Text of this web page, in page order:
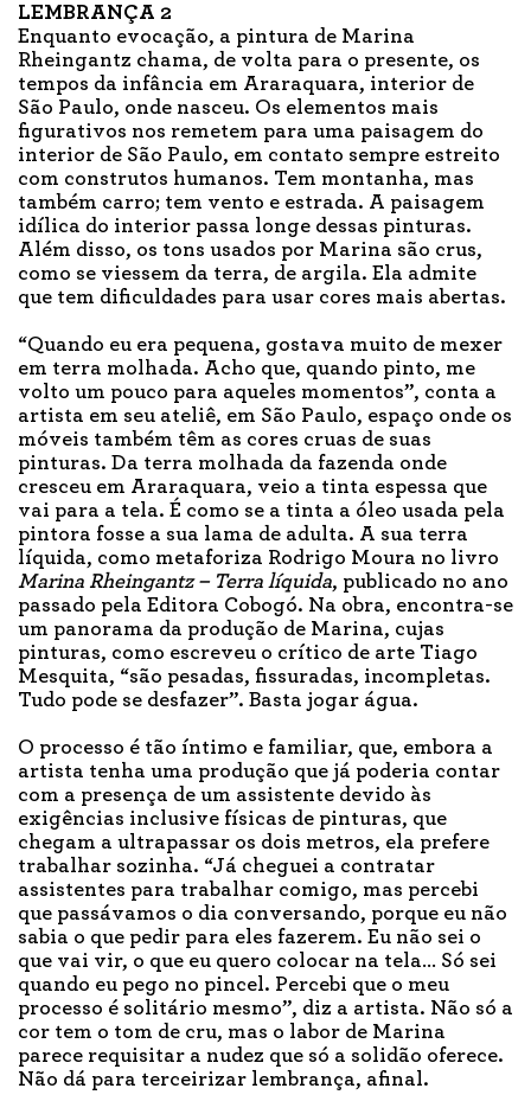
LEMBRANÇA 2
Enquanto evocação, a pintura de Marina
Rheingantz chama, de volta para o presente, os
tempos da infância em Araraquara, interior de
São Paulo, onde nasceu. Os elementos mais
figurativos nos remetem para uma paisagem do
interior de São Paulo, em contato sempre estreito
com construtos humanos. Tem montanha, mas
também carro; tem vento e estrada. A paisagem
idílica do interior passa longe dessas pinturas.
Além disso, os tons usados por Marina são crus,
como se viessem da terra, de argila. Ela admite
que tem dificuldades para usar cores mais abertas.
“Quando eu era pequena, gostava muito de mexer
em terra molhada. Acho que, quando pinto, me
volto um pouco para aqueles momentos”, conta a
artista em seu ateliê, em São Paulo, espaço onde os
móveis também têm as cores cruas de suas
pinturas. Da terra molhada da fazenda onde
cresceu em Araraquara, veio a tinta espessa que
vai para a tela. É como se a tinta a óleo usada pela
pintora fosse a sua lama de adulta. A sua terra
líquida, como metaforiza Rodrigo Moura no livro
Marina Rheingantz – Terra líquida, publicado no ano
passado pela Editora Cobogó. Na obra, encontra-se
um panorama da produção de Marina, cujas
pinturas, como escreveu o crítico de arte Tiago
Mesquita, “são pesadas, fissuradas, incompletas.
Tudo pode se desfazer”. Basta jogar água.
O processo é tão íntimo e familiar, que, embora a
artista tenha uma produção que já poderia contar
com a presença de um assistente devido às
exigências inclusive físicas de pinturas, que
chegam a ultrapassar os dois metros, ela prefere
trabalhar sozinha. “Já cheguei a contratar
assistentes para trabalhar comigo, mas percebi
que passávamos o dia conversando, porque eu não
sabia o que pedir para eles fazerem. Eu não sei o
que vai vir, o que eu quero colocar na tela… Só sei
quando eu pego no pincel. Percebi que o meu
processo é solitário mesmo”, diz a artista. Não só a
cor tem o tom de cru, mas o labor de Marina
parece requisitar a nudez que só a solidão oferece.
Não dá para terceirizar lembrança, afinal.